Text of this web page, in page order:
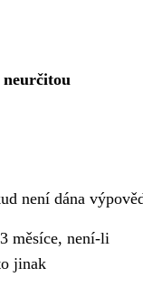
neurčitou
není dána
měsíce, není-li
jinak